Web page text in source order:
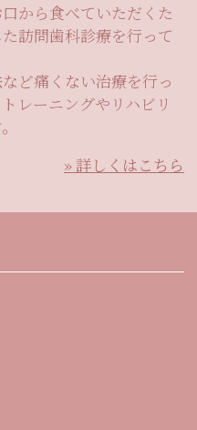
から食べていただくた
訪問⻭科診療を行って
ど痛くない治療を行っ
レーニングやリハビリ
» 詳しくはこちら